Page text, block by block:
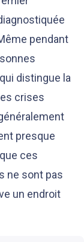
pendant
distingue la
crises
presque
ces
ne sont pas
un endroit